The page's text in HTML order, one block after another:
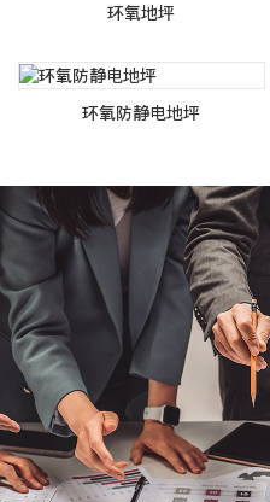
环氧地坪
环氧防静电地坪